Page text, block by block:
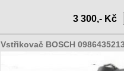
3 300,- Kč
Vstřikovač BOSCH